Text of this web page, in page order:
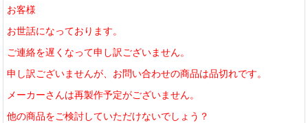
お客様
お世話になっております。
ご連絡を遅くなって申し訳ございません。
申し訳ございませんが、お問い合わせの商品は品切れです。
メーカーさんは再製作予定がございません。
他の商品をご検討していただけないでしょう？